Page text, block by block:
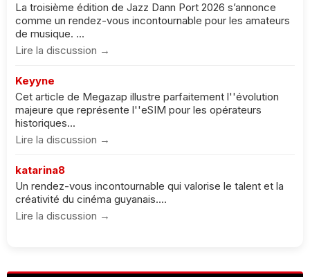
La troisième édition de Jazz Dann Port 2026 s’annonce
comme un rendez-vous incontournable pour les amateurs
de musique. ...
Lire la discussion →
Keyyne
Cet article de Megazap illustre parfaitement l''évolution
majeure que représente l''eSIM pour les opérateurs
historiques...
Lire la discussion →
katarina8
Un rendez-vous incontournable qui valorise le talent et la
créativité du cinéma guyanais....
Lire la discussion →